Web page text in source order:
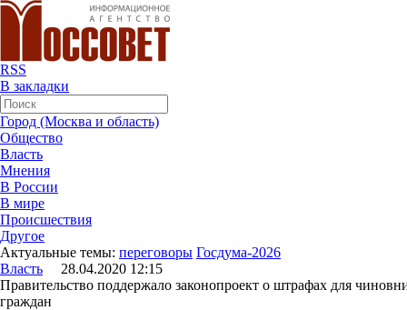
RSS
В закладки
Город (Москва и область)
Общество
Власть
Мнения
В России
В мире
Происшествия
Другое
Актуальные темы: переговоры Госдума-2026
Власть 28.04.2020 12:15
Правительство поддержало законопроект о штрафах для
граждан